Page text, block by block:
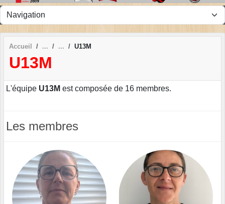
Accueil U13M
U13M
L'équipe U13M est composée de 16 membres.
Les membres